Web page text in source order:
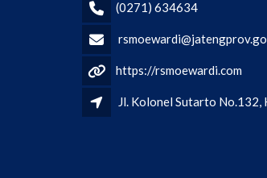
(0271) 634634
https://rsmoewardi.com
Jl. Kolonel Sutarto No.132,